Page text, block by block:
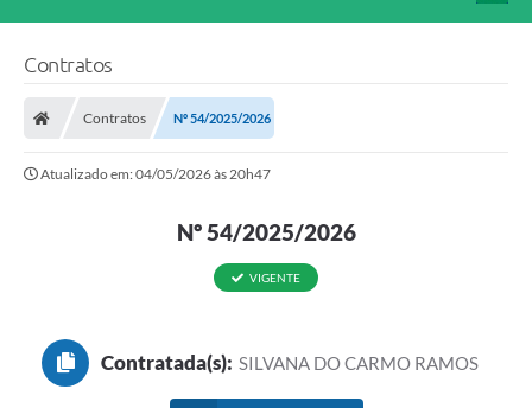
Contratos
Contratos Nº 54/2025/2026
Atualizado em: 04/05/2026 às 20h47
Nº 54/2025/2026
VIGENTE
Contratada(s): SILVANA DO CARMO RAMOS